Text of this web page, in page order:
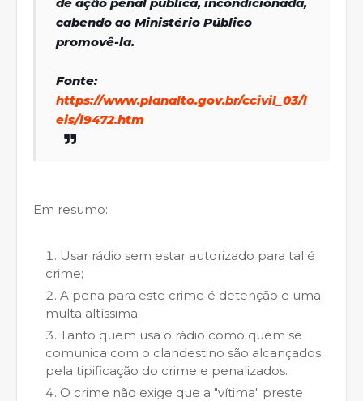
cabendo ao Ministério Público
promovê-la.
Fonte:
https://www.planalto.gov.br/ccivil_03/l
eis/l9472.htm
Em resumo:
Usar rádio sem estar autorizado para tal é
crime;
A pena para este crime é detenção e uma
multa altíssima;
Tanto quem usa o rádio como quem se
comunica com o clandestino são alcançados
pela tipificação do crime e penalizados.
O crime não exige que a "vítima" preste